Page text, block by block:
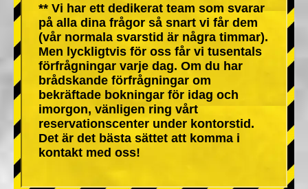
** Vi har ett dedikerat team som svarar
på alla dina frågor så snart vi får dem
(vår normala svarstid är några timmar).
Men lyckligtvis för oss får vi tusentals
förfrågningar varje dag. Om du har
brådskande förfrågningar om
bekräftade bokningar för idag och
imorgon, vänligen ring vårt
reservationscenter under kontorstid.
Det är det bästa sättet att komma i
kontakt med oss!